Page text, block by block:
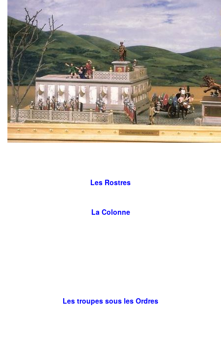
Les Rostres
La Colonne
Les troupes sous les Ordres